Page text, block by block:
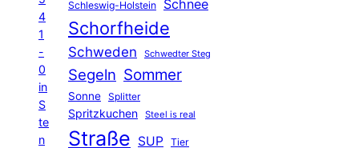
4
1
-
0
in
S
te
n
Schleswig-Holstein Schnee
Schorfheide
Schweden Schwedter Steg
Segeln Sommer
Sonne Splitter
Spritzkuchen Steel is real
Straße SUP Tier